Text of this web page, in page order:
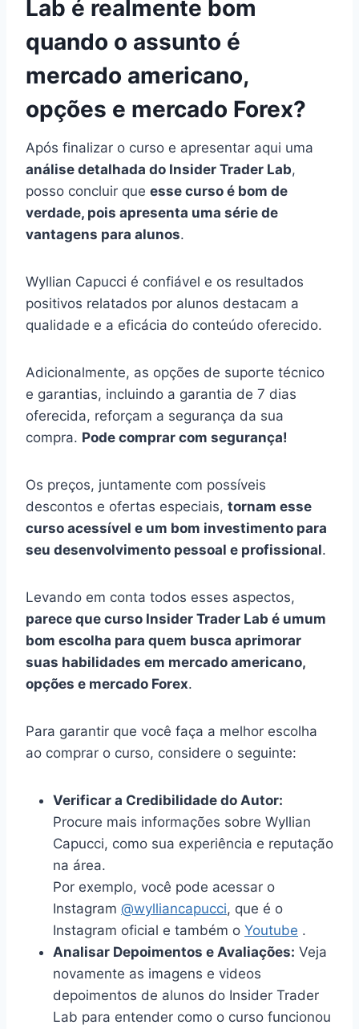
Lab é realmente bom
quando o assunto é
mercado americano,
opções e mercado Forex?
Após finalizar o curso e apresentar aqui uma
análise detalhada do Insider Trader Lab,
posso concluir que esse curso é bom de
verdade, pois apresenta uma série de
vantagens para alunos.
Wyllian Capucci é confiável e os resultados
positivos relatados por alunos destacam a
qualidade e a eficácia do conteúdo oferecido.
Adicionalmente, as opções de suporte técnico
e garantias, incluindo a garantia de 7 dias
oferecida, reforçam a segurança da sua
compra. Pode comprar com segurança!
Os preços, juntamente com possíveis
descontos e ofertas especiais, tornam esse
curso acessível e um bom investimento para
seu desenvolvimento pessoal e profissional.
Levando em conta todos esses aspectos,
parece que curso Insider Trader Lab é umum
bom escolha para quem busca aprimorar
suas habilidades em mercado americano,
opções e mercado Forex.
Para garantir que você faça a melhor escolha
ao comprar o curso, considere o seguinte:
Verificar a Credibilidade do Autor:
Procure mais informações sobre Wyllian
Capucci, como sua experiência e reputação
na área.
Por exemplo, você pode acessar o
Instagram @wylliancapucci, que é o
Instagram oficial e também o Youtube .
Analisar Depoimentos e Avaliações: Veja
novamente as imagens e videos
depoimentos de alunos do Insider Trader
Lab para entender como o curso funcionou